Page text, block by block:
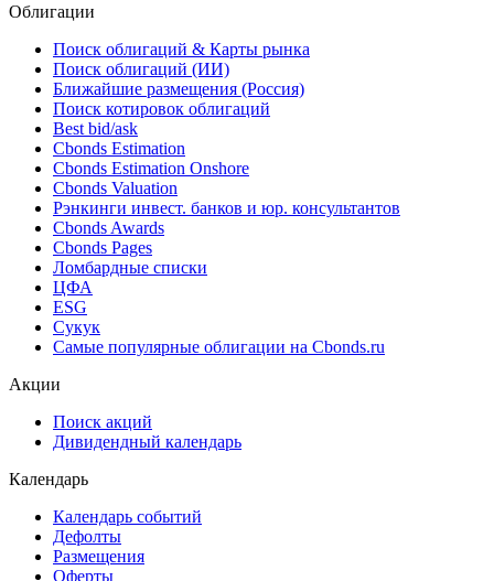
Перевозки пассажиров РЖД в июле снизились на 1,7%,
03.08.2026
Облигации
Поиск облигаций & Карты рынка
Поиск облигаций (ИИ)
Ближайшие размещения (Россия)
Поиск котировок облигаций
Best bid/ask
Cbonds Estimation
Cbonds Estimation Onshore
Cbonds Valuation
Рэнкинги инвест. банков и юр. консультантов
Cbonds Awards
Cbonds Pages
Ломбардные списки
ESG
Самые популярные облигации на Cbonds.ru
Дивидендный календарь
Календарь